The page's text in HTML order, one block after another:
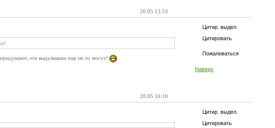
20.05 13:53
Цитир. выдел.
Цитировать
Пожаловаться
Наверх
придумают, эти выдумщики еще не то могут!
20.05 16:10
Цитир. выдел.
Цитировать